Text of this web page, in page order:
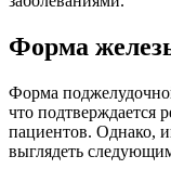
Форма
Форма
что подтверждается
пациентов. Однако,
выглядеть